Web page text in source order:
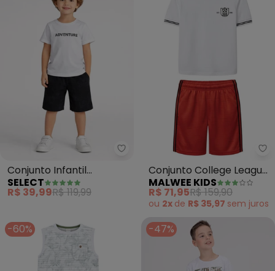
Select - Conjunto Infantil
Conjunto Infantil
Camiseta com Bermuda
(Branco)
SELECT
R$ 39,99R$ 119,99
Conjunto College League
(Branco)
MALWEE KIDS
R$ 71,95R$ 159,90
ou 2x de R$ 35,97 sem juros
-60% -47%